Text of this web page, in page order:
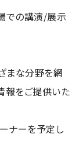
での講演/展示
まな分野を網
報をご提供いた
ナーを予定し